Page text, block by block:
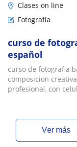
Clases on line
Fotografía
curso de
español
curso de fotografia
composicion
profesional, con
ver más